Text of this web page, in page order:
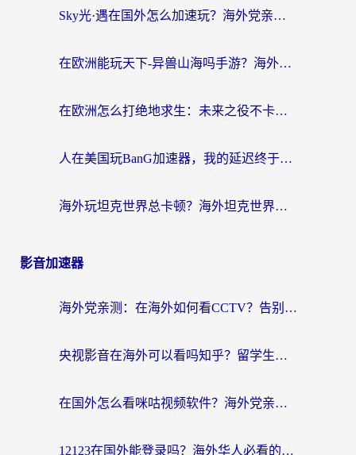
Sky光·遇在国外怎么加速玩？海外党亲测有效的国服游戏加速指南
在欧洲能玩天下-异兽山海吗手游？海外玩家的加速器生存指南
在欧洲怎么打绝地求生：未来之役不卡？留学生亲测的加速器避坑指南
人在美国玩BanG加速器，我的延迟终于绿了
海外玩坦克世界总卡顿？海外坦克世界加速器有哪些？实测好用的选择在这里
影音加速器
海外党亲测：在海外如何看CCTV？告别“仅限大陆播放”的实用指南
央视影音在海外可以看吗知乎？留学生亲测：3步解决地域限制+追剧自由
在国外怎么看咪咕视频软件？海外党亲测有效的回国加速方案
12123在国外能登录吗？海外华人必看的回国加速实用指南